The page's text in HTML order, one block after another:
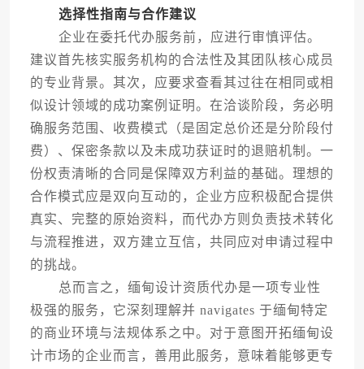
选择性指南与合作建议
企业在委托代办服务前，应进行审慎评估。
建议首先核实服务机构的合法性及其团队核心成员
的专业背景。其次，应要求查看其过往在相同或相
似设计领域的成功案例证明。在洽谈阶段，务必明
确服务范围、收费模式（是固定总价还是分阶段付
费）、保密条款以及未成功获证时的退赔机制。一
份权责清晰的合同是保障双方利益的基础。理想的
合作模式应是双向互动的，企业方应积极配合提供
真实、完整的原始资料，而代办方则负责技术转化
与流程推进，双方建立互信，共同应对申请过程中
的挑战。
总而言之，缅甸设计资质代办是一项专业性
极强的服务，它深刻理解并 navigates 于缅甸特定
的商业环境与法规体系之中。对于意图开拓缅甸设
计市场的企业而言，善用此服务，意味着能够更专